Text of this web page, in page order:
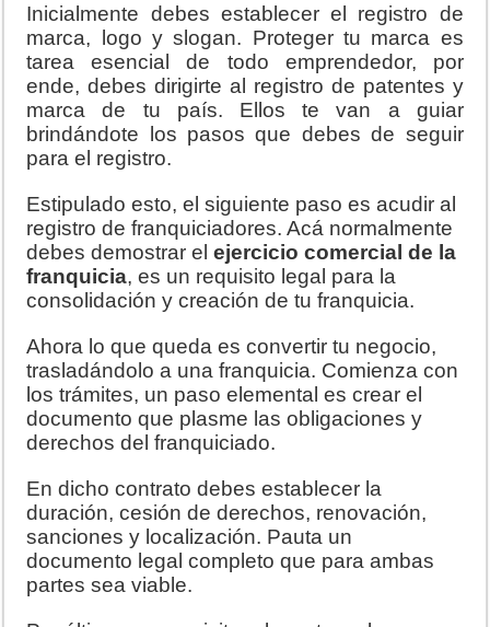
Inicialmente debes establecer el registro de
marca, logo y slogan. Proteger tu marca es
tarea esencial de todo emprendedor, por
ende, debes dirigirte al registro de patentes y
marca de tu país. Ellos te van a guiar
brindándote los pasos que debes de seguir
para el registro.
Estipulado esto, el siguiente paso es acudir al
registro de franquiciadores. Acá normalmente
debes demostrar elejercicio comercial de la
franquicia, es un requisito legal para la
consolidación y creación de tu franquicia.
Ahora lo que queda es convertir tu negocio,
trasladándolo a una franquicia. Comienza con
los trámites, un paso elemental es crear el
documento que plasme las obligaciones y
derechos del franquiciado.
En dicho contrato debes establecer la
duración, cesión de derechos, renovación,
sanciones y localización. Pauta un
documento legal completo que para ambas
partes sea viable.